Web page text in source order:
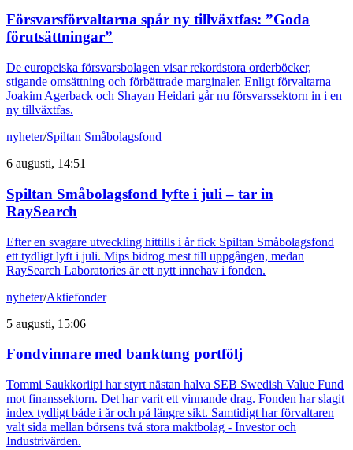
Försvarsförvaltarna spår ny tillväxtfas: ”Goda
förutsättningar”
De europeiska försvarsbolagen visar rekordstora orderböcker,
stigande omsättning och förbättrade marginaler. Enligt förvaltarna
Joakim Agerback och Shayan Heidari går nu försvarssektorn in i en
ny tillväxtfas.
nyheter/Spiltan Småbolagsfond
6 augusti, 14:51
Spiltan Småbolagsfond lyfte i juli – tar in
RaySearch
Efter en svagare utveckling hittills i år fick Spiltan Småbolagsfond
ett tydligt lyft i juli. Mips bidrog mest till uppgången, medan
RaySearch Laboratories är ett nytt innehav i fonden.
nyheter/Aktiefonder
5 augusti, 15:06
Fondvinnare med banktung portfölj
Tommi Saukkoriipi har styrt nästan halva SEB Swedish Value Fund
mot finanssektorn. Det har varit ett vinnande drag. Fonden har slagit
index tydligt både i år och på längre sikt. Samtidigt har förvaltaren
valt sida mellan börsens två stora maktbolag - Investor och
Industrivärden.